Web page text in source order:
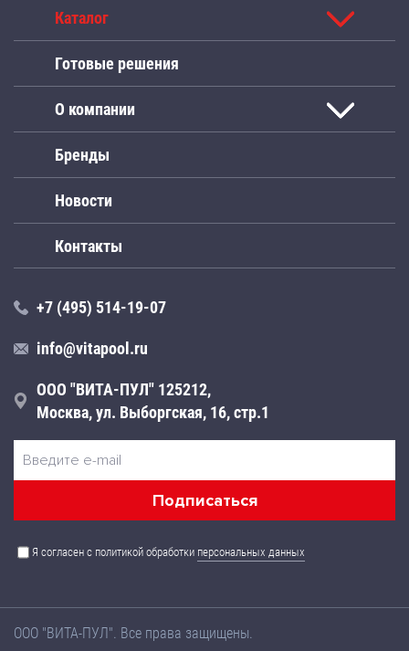
Каталог
Готовые решения
О компании
Бренды
Новости
Контакты
+7 (495) 514-19-07
info@vitapool.ru
ООО "ВИТА-ПУЛ" 125212,
Москва, ул. Выборгская, 16, стр.1
Я согласен с политикой обработки персональных данных
ООО "ВИТА-ПУЛ". Все права защищены.